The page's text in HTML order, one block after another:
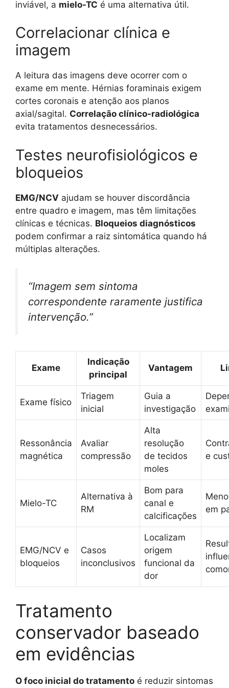
inviável, a mielo-TC é uma alternativa útil.
Correlacionar clínica e
imagem
A leitura das imagens deve ocorrer com o
exame em mente. Hérnias foraminais exigem
cortes coronais e atenção aos planos
axial/sagital. Correlação clínico-radiológica
evita tratamentos desnecessários.
Testes neurofisiológicos e
bloqueios
EMG/NCV ajudam se houver discordância
entre quadro e imagem, mas têm limitações
clínicas e técnicas. Bloqueios diagnósticos
podem confirmar a raiz sintomática quando há
múltiplas alterações.
“Imagem sem sintoma
correspondente raramente justifica
intervenção.”
Exame
Indicação
principal
Vantagem
Exame físico
Triagem
inicial
Guia a
investigação
Ressonância
magnética
Avaliar
compressão
Alta
resolução
de tecidos
moles
e
Mielo-TC
Alternativa à
RM
Bom para
canal e
calcificações
em
EMG/NCV e
bloqueios
Casos
inconclusivos
Localizam
origem
funcional da
dor
Tratamento
conservador baseado
em evidências
O foco inicial do tratamento é reduzir sintomas